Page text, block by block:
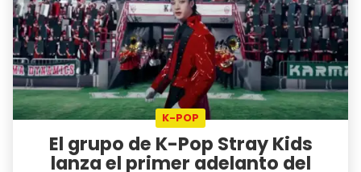
K-POP
El grupo de K-Pop Stray Kids
lanza el primer adelanto del